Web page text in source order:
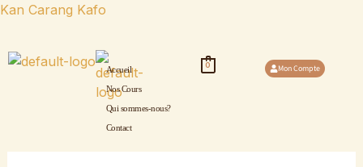
Aller
contenu
Kan Carang Kafo
Accueil
Nos Cours
Qui sommes-nous?
Contact
0 Mon Compte